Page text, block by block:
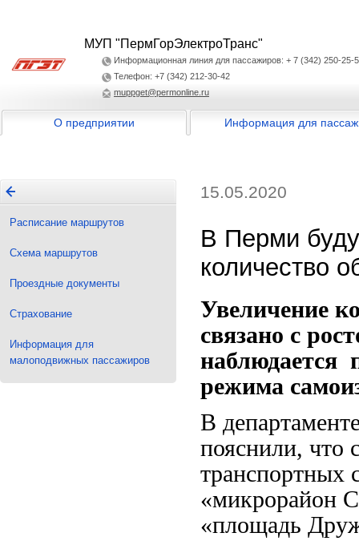
МУП "ПермГорЭлектроТранс"
Информационная линия для пассажиров: + 7 (342) 250-25-
Телефон: +7 (342) 212-30-42
muppget@permonline.ru
О предприятии Информация для
Расписание маршрутов
Схема маршрутов
Проездные документы
Страхование
Информация для
малоподвижных пассажиров
15.05.2020
В Перми
количество
Увеличение
связано с
наблюдается
режима
В
пояснили, что
транспортных
«микрорайон
«площадь